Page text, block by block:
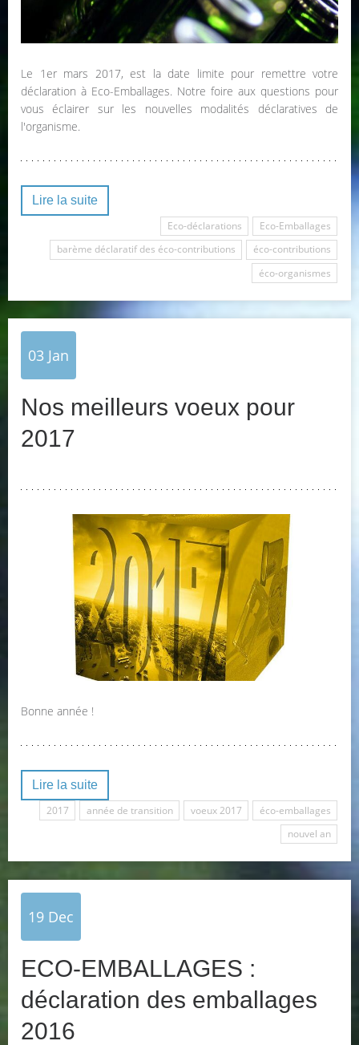
Le 1er mars 2017, est la date limite pour remettre votre
déclaration à Eco-Emballages. Notre foire aux questions pour
vous éclairer sur les nouvelles modalités déclaratives de
l'organisme.
Lire la suite
Eco-déclarations
Eco-Emballages
barème déclaratif des éco-contributions
éco-contributions
éco-organismes
03 Jan
Nos meilleurs voeux pour
2017
Bonne année !
Lire la suite
2017
année de transition voeux 2017
éco-emballages
nouvel an
19 Dec
ECO-EMBALLAGES :
déclaration des emballages
2016